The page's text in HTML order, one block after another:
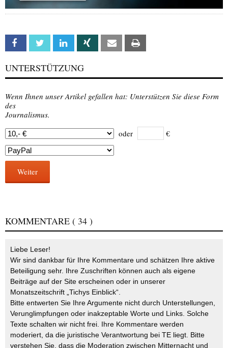
Facebook Twitter Linkedin Xing Email
UNTERSTÜTZUNG
Wenn Ihnen unser Artikel gefallen hat: Unterstützen Sie diese Form
des
Journalismus.
oder
€
Weiter
KOMMENTARE ( 34 )
Liebe Leser!
Wir sind dankbar für Ihre Kommentare und schätzen Ihre aktive
Beteiligung sehr. Ihre Zuschriften können auch als eigene
Beiträge auf der Site erscheinen oder in unserer
Monatszeitschrift „Tichys Einblick“.
Bitte entwerten Sie Ihre Argumente nicht durch Unterstellungen,
Verunglimpfungen oder inakzeptable Worte und Links. Solche
Texte schalten wir nicht frei. Ihre Kommentare werden
moderiert, da die juristische Verantwortung bei TE liegt. Bitte
verstehen Sie, dass die Moderation zwischen Mitternacht und